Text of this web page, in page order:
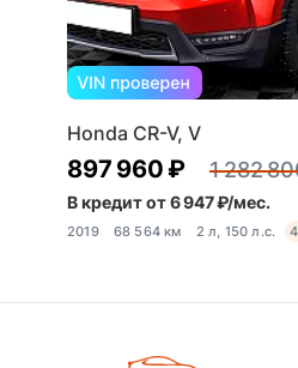
Honda CR-V, V
897 960 ₽ 1 282
В кредит от 6 947 ₽/мес.
2019 68 564 км 2 л, 150 л.с.